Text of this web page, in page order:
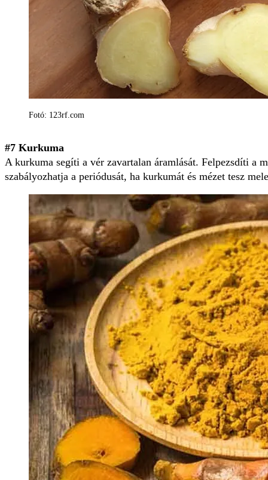
Fotó: 123rf.com
#7 Kurkuma
A kurkuma segíti a vér zavartalan áramlását. Felpezsdíti a
szabályozhatja a periódusát, ha kurkumát és mézet tesz